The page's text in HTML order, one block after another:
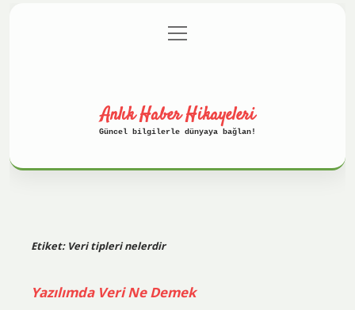
Gizlilik Politikası
menüyü
aç
Anlık Haber Hikayeleri
Güncel bilgilerle dünyaya bağlan!
Etiket: Veri tipleri nelerdir
Yazılımda Veri Ne Demek